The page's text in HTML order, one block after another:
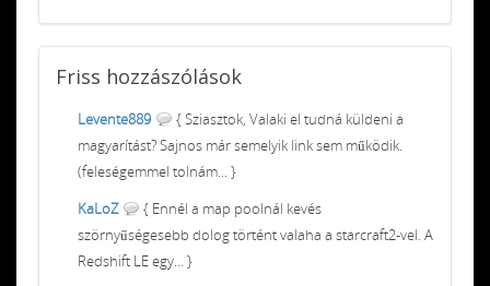
Friss hozzászólások
Levente889
{ Sziasztok, Valaki el tudná küldeni a
magyarítást? Sajnos már semelyik link sem működik.
(feleségemmel tolnám... }
KaLoZ
{ Ennél a map poolnál kevés
szörnyűségesebb dolog történt valaha a starcraft2-vel. A
Redshift LE egy... }